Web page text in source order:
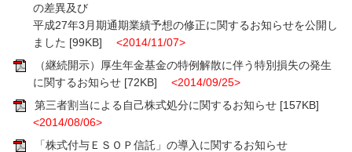
の差異及び
平成27年3月期通期業績予想の修正に関するお知らせを公開し
ました [99KB] <2014/11/07>
（継続開示）厚生年金基金の特例解散に伴う特別損失の発生
に関するお知らせ[72KB] <2014/09/25>
第三者割当による自己株式処分に関するお知らせ[157KB]
<2014/08/06>
「株式付与ＥＳＯＰ信託」の導入に関するお知らせ